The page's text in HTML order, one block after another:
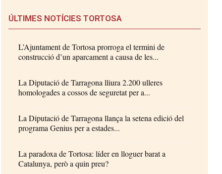
ÚLTIMES NOTÍCIES TORTOSA
L’Ajuntament de Tortosa prorroga el termini de
construcció d’un aparcament a causa de les...
La Diputació de Tarragona lliura 2.200 ulleres
homologades a cossos de seguretat per a...
La Diputació de Tarragona llança la setena edició del
programa Genius per a estades...
La paradoxa de Tortosa: líder en lloguer barat a
Catalunya, però a quin preu?